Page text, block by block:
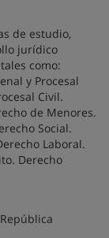
de estudio,
jurídico
como:
y Procesal
Civil.
de Menores.
Social.
Laboral.
Derecho